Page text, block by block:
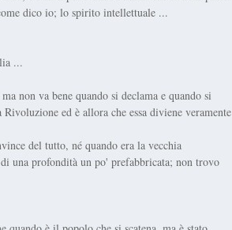
dico io; lo spirito intellettuale ...
...
non va bene quando si declama e quando si
ed è allora che essa diviene veramente
del tutto, né quando era la vecchia
una profondità un po' prefabbricata; non trovo